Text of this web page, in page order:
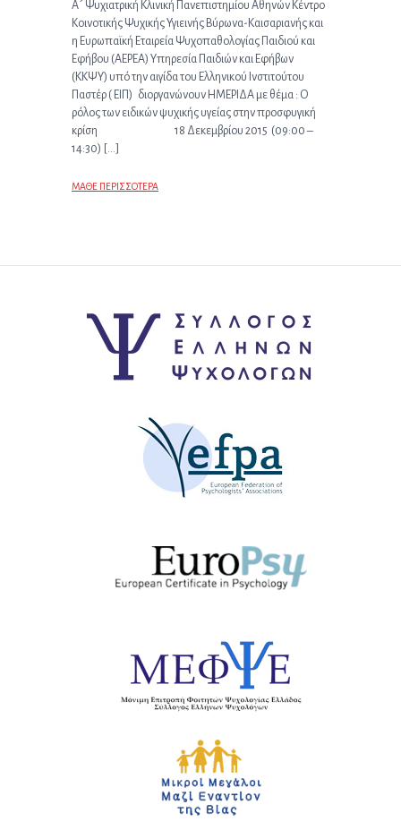
A´ Ψυχιατρική Κλινική Πανεπιστημίου Αθηνών Κέντρο
Κοινοτικής Ψυχικής Υγιεινής Βύρωνα-Καισαριανής και
η Ευρωπαϊκή Εταιρεία Ψυχοπαθολογίας Παιδιού και
Εφήβου (ΑΕΡΕΑ) Υπηρεσία Παιδιών και Εφήβων
(ΚΚΨΥ) υπό την αιγίδα του Ελληνικού Ινστιτούτου
Παστέρ ( ΕΙΠ) διοργανώνουν ΗΜΕΡΙΔΑ με θέμα : Ο
ρόλος των ειδικών ψυχικής υγείας στην προσφυγική
κρίση 18 Δεκεμβρίου 2015 (09:00 –
14:30) […]
ΜΑΘΕ ΠΕΡΙΣΣΟΤΕΡΑ